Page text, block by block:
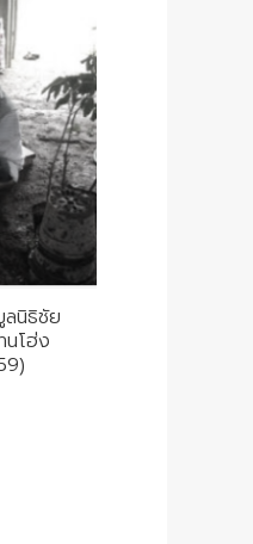
นิธิชัย
โฮ่ง